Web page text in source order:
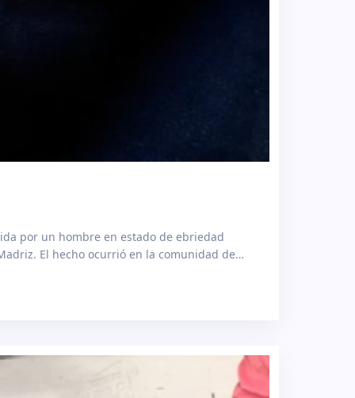
por un hombre en estado de ebriedad
El hecho ocurrió en la comunidad de